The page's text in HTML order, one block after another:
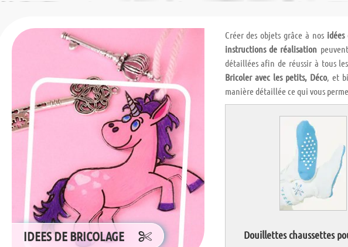
IDEES DE BRICOLAGE
Créer des objets grâce à nos
instructions de réalisation
détaillées afin de réussir à tous
Bricoler avec les petits, Déco, et
manière détaillée ce qui vous
Douillettes chaussettes